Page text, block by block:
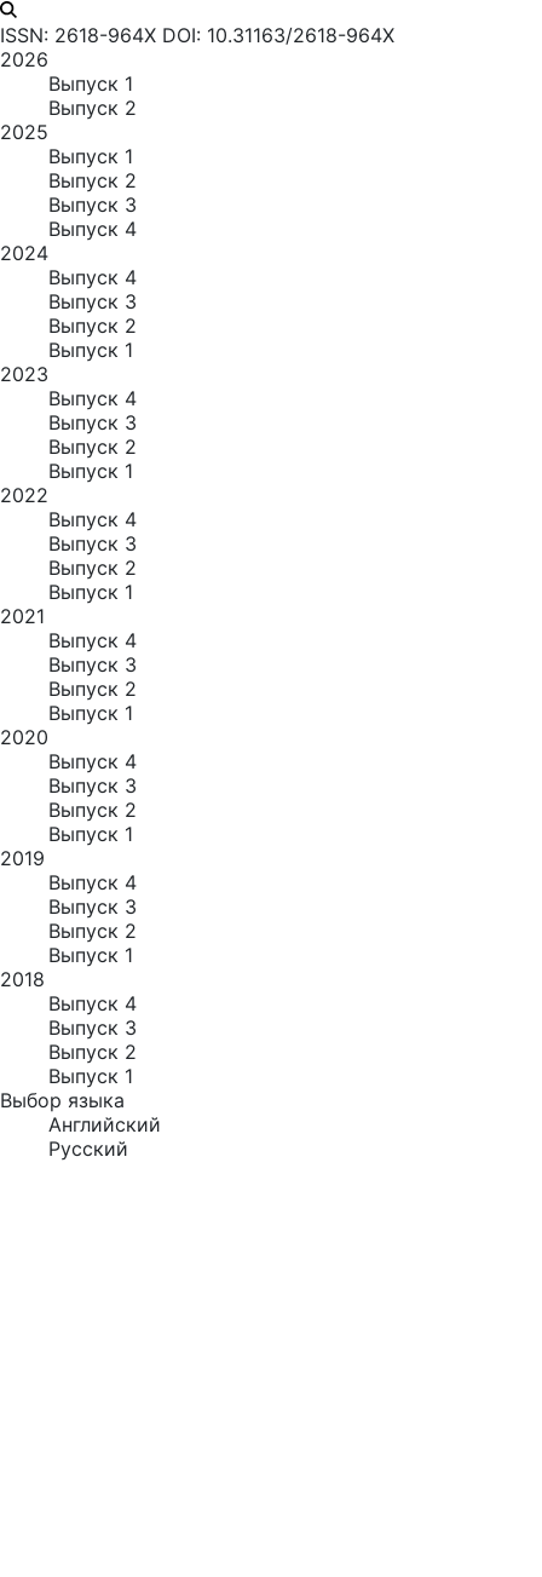
ISSN: 2618-964X DOI: 10.31163/2618-964X
2026
Выпуск 1
Выпуск 2
2025
Выпуск 1
Выпуск 2
Выпуск 3
Выпуск 4
2024
Выпуск 4
Выпуск 3
Выпуск 2
Выпуск 1
2023
Выпуск 4
Выпуск 3
Выпуск 2
Выпуск 1
2022
Выпуск 4
Выпуск 3
Выпуск 2
Выпуск 1
2021
Выпуск 4
Выпуск 3
Выпуск 2
Выпуск 1
2020
Выпуск 4
Выпуск 3
Выпуск 2
Выпуск 1
2019
Выпуск 4
Выпуск 3
Выпуск 2
Выпуск 1
2018
Выпуск 4
Выпуск 3
Выпуск 2
Выпуск 1
Выбор языка
Английский
Русский